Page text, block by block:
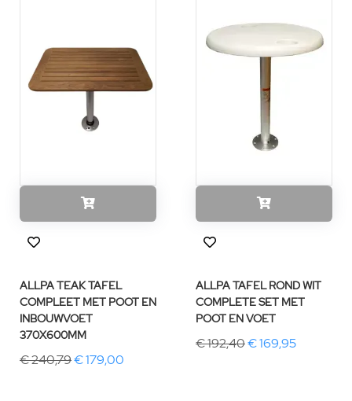
ALLPA TEAK TAFEL
COMPLEET MET POOT EN
INBOUWVOET
370X600MM
€ 240,79€ 179,00
ALLPA TAFEL ROND WIT
COMPLETE SET MET
POOT EN VOET
€ 192,40€ 169,95